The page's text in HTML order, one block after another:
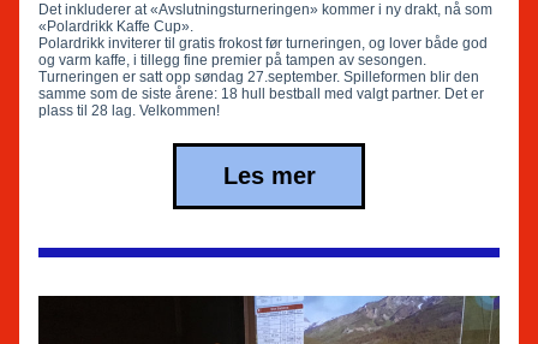
Det inkluderer at «Avslutningsturneringen» kommer i ny drakt, nå som
«Polardrikk Kaffe Cup».
Polardrikk inviterer til gratis frokost før turneringen, og lover både god
og varm kaffe, i tillegg fine premier på tampen av sesongen.
Turneringen er satt opp søndag 27.september. Spilleformen blir den
samme som de siste årene: 18 hull bestball med valgt partner. Det er
plass til 28 lag. Velkommen!
Les mer